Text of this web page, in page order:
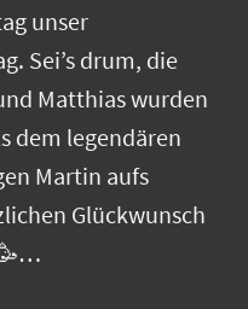
unser
Sei’s drum, die
Matthias wurden
dem legendären
Martin aufs
Glückwunsch